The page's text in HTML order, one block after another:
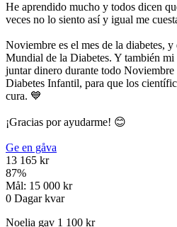
He aprendido mucho y todos dicen
veces no lo siento así y igual me
Noviembre es el mes de la diabetes,
Mundial de la Diabetes. Y también
juntar dinero durante todo Noviembre
Diabetes Infantil, para que los
cura. 💙
¡Gracias por ayudarme! 😊
Ge en gåva
13 165 kr
87%
Mål: 15 000 kr
0 Dagar kvar
Noelia gav 1 100 kr